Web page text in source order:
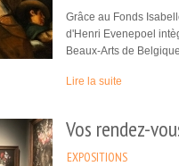
Grâce au Fonds
d'Henri Evenepoel
Beaux-Arts de
Lire la suite
Vos rendez-
EXPOSITIONS